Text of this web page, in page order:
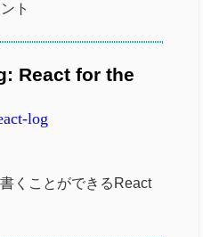
ト
React for the
log
くことができるReact